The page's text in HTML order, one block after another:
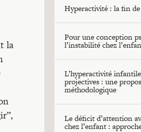
la
Hyperactivité : la fin
Pour une conception
l’instabilité chez
L’hyperactivité
projectives : une
méthodologique
Le déficit d’attention
chez l’enfant :